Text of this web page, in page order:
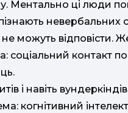
Ментально ці люди
невербальних
не можуть відповісти.
соціальний контакт
і навіть
когнітивний інтелект